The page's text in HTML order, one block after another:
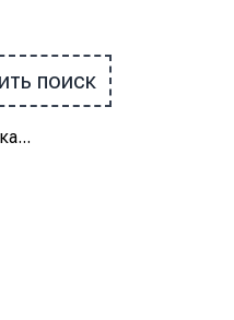
поиск
...